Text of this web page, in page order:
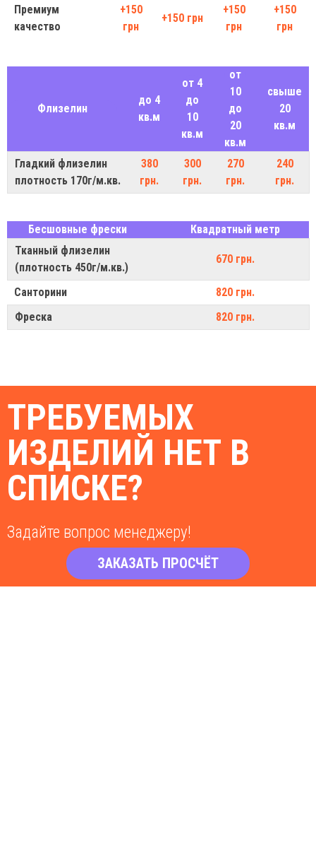
Премиум
качество
+150
грн
+150 грн
+150
грн
+150
грн
Флизелин
до 4
кв.м
от 4
до
10
кв.м
от
10
до
20
кв.м
свыше
20
кв.м
Гладкий флизелин
плотность 170г/м.кв.
380
грн.
300
грн.
270
грн.
240
грн.
Бесшовные фрески
Квадратный метр
Тканный флизелин
(плотность 450г/м.кв.)
670 грн.
Санторини
820 грн.
Фреска
820 грн.
ТРЕБУЕМЫХ
ИЗДЕЛИЙ НЕТ В
СПИСКЕ?
Задайте вопрос менеджеру!
ЗАКАЗАТЬ ПРОСЧЁТ